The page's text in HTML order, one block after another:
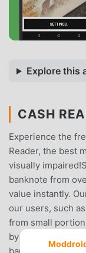
Explore this
CASH
Experience the
Reader, the best
visually
banknote from
value instantly.
our users, such
from small
by their unique